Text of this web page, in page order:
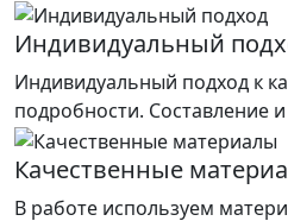
Индивидуальный
Индивидуальный подход к
подробности. Составление
Качественные
В работе используем